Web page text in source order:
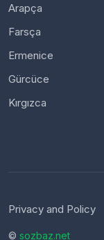
Arapça
Farsça
Ermenice
Gürcüce
Kırgızca
Privacy and Policy
© sozbaz.net